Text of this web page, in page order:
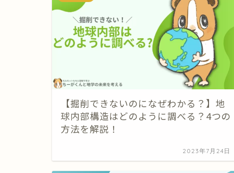
【掘削できないのになぜわかる？】地
球内部構造はどのように調べる？4つの
方法を解説！
2023年7月24日